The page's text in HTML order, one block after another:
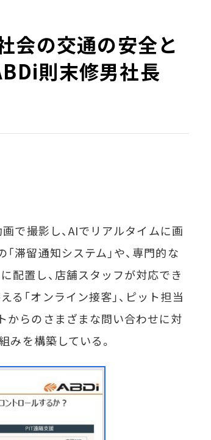
会の交通の安全と
則末修男社長
で撮影し、AIでリアルタイムに画
滞留通知システム」や、専門的な
配置し、店舗スタッフが対応でき
「オンライン接客」、ピット担当
からのさまざまな問い合わせに対
みを構築している。